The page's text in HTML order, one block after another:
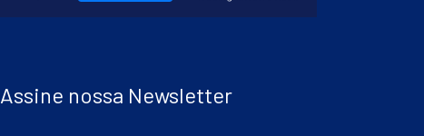
Assine nossa Newsletter